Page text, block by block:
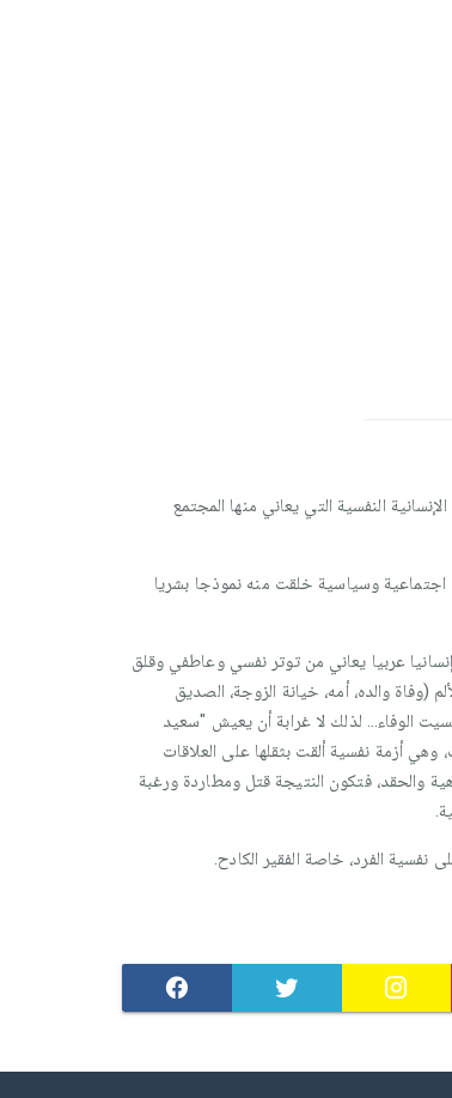
النفسية التي يعاني منها المجتمع
وسياسية خلقت منه نموذجا بشريا
عربيا يعاني من توتر نفسي وعاطفي وقلق
والده، أمه، خيانة الزوجة، الصديق
الوفاء... لذلك لا غرابة أن يعيش "سعيد
أزمة نفسية ألقت بثقلها على العلاقات
والحقد، فتكون النتيجة قتل ومطاردة ورغبة